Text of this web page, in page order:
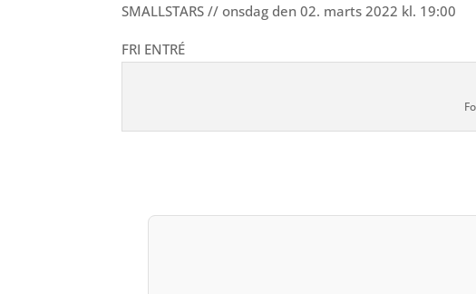
SMALLSTARS // onsdag den 02. marts 2022 kl. 19:00
FRI ENTRÉ